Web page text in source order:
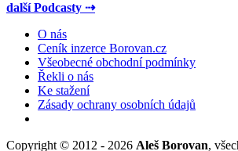
další Podcasty ⇢
O nás
Ceník inzerce Borovan.cz
Všeobecné obchodní podmínky
Řekli o nás
Ke stažení
Zásady ochrany osobních údajů
Copyright © 2012 - 2026 Aleš Borovan,